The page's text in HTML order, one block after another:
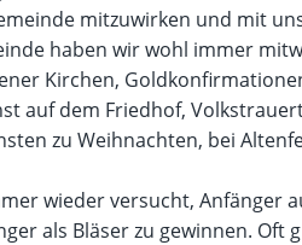
mitzuwirken und mit
haben wir wohl immer
Kirchen,
auf dem Friedhof,
zu Weihnachten, bei
wieder versucht, Anfänger
als Bläser zu gewinnen.